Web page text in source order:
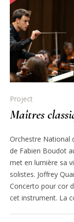
Project
Maîtres
Orchestre National
de Fabien Boudot
met en lumière sa
solistes. Joffrey
Concerto pour cor
cet instrument. La